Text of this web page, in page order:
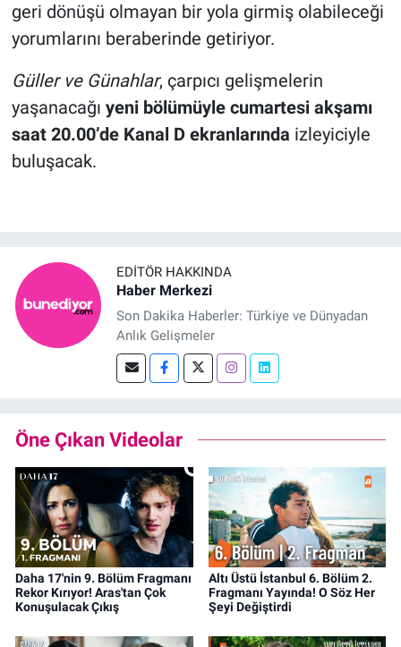
geri dönüşü olmayan bir yola girmiş olabileceği
yorumlarını beraberinde getiriyor.
Güller ve Günahlar, çarpıcı gelişmelerin
yaşanacağı yeni bölümüyle cumartesi akşamı
saat 20.00’de Kanal D ekranlarında izleyiciyle
buluşacak.
EDITÖR HAKKINDA
Haber Merkezi
Son Dakika Haberler: Türkiye ve Dünyadan
Anlık Gelişmeler
Öne Çıkan Videolar
Daha 17'nin 9. Bölüm Fragmanı
Rekor Kırıyor! Aras'tan Çok
Konuşulacak Çıkış
Altı Üstü İstanbul 6. Bölüm 2.
Fragmanı Yayında! O Söz Her
Şeyi Değiştirdi